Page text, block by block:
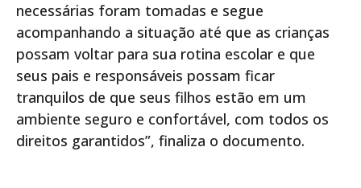
necessárias foram tomadas e segue
acompanhando a situação até que as crianças
possam voltar para sua rotina escolar e que
seus pais e responsáveis possam ficar
tranquilos de que seus filhos estão em um
ambiente seguro e confortável, com todos os
direitos garantidos”, finaliza o documento.